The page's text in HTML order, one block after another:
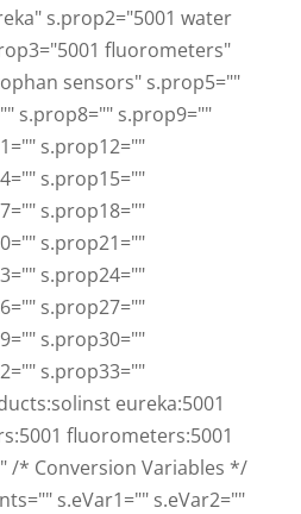
s.prop2="5001 water
fluorometers"
sensors" s.prop5=""
s.prop8="" s.prop9=""
s.prop12=""
s.prop15=""
s.prop18=""
s.prop21=""
s.prop24=""
s.prop27=""
s.prop30=""
s.prop33=""
eureka:5001
fluorometers:5001
/* Conversion Variables */
s.eVar1="" s.eVar2=""